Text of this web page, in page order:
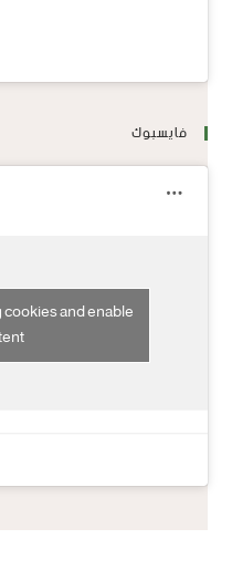
فايسبوك
and enable